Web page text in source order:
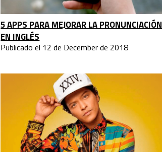
5 APPS PARA MEJORAR LA PRONUNCIACIÓN
EN INGLÉS
Publicado el 12 de December de 2018